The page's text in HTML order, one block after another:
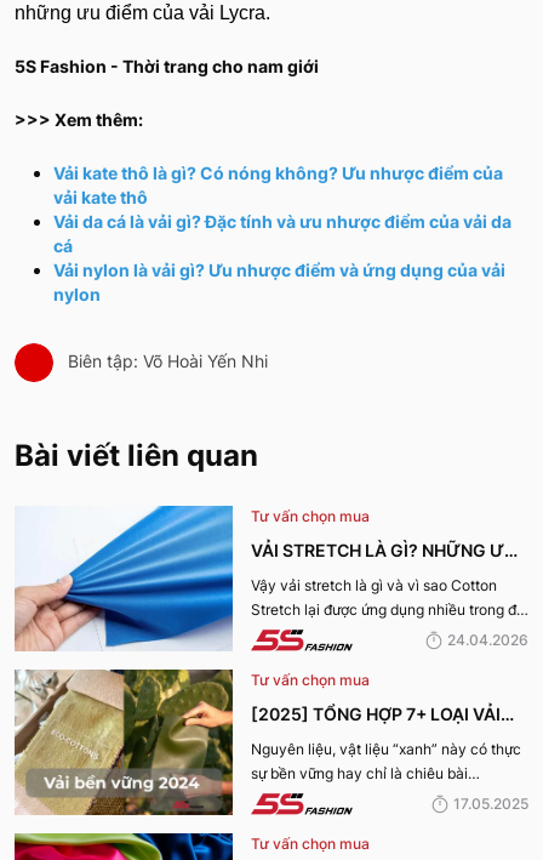
những ưu điểm của vải Lycra.
5S Fashion - Thời trang cho nam giới
>>> Xem thêm:
Vải kate thô là gì? Có nóng không? Ưu nhược điểm của
vải kate thô
Vải da cá là vải gì? Đặc tính và ưu nhược điểm của vải da
cá
Vải nylon là vải gì? Ưu nhược điểm và ứng dụng của vải
nylon
Biên tập: Võ Hoài Yến Nhi
Bài viết liên quan
Tư vấn chọn mua
VẢI STRETCH LÀ GÌ? NHỮNG ƯU
ĐIỂM VÀ ỨNG DỤNG CỦA VẢI
COTTON STRETCH
Vậy vải stretch là gì và vì sao Cotton
Stretch lại được ứng dụng nhiều trong đời
sống? Hãy cùng 5S Fashion tìm hiểu chi
24.04.2026
Tư vấn chọn mua
[2025] TỔNG HỢP 7+ LOẠI VẢI
BỀN VỮNG, THÂN THIỆN VỚI MÔI
TRƯỜNG
Nguyên liệu, vật liệu “xanh” này có thực
sự bền vững hay chỉ là chiêu bài
marketing? Cùng 5S Fashion khám phá
năm 2025 giúp bạn nhìn rõ sự thật phía
17.05.2025
Tư vấn chọn mua